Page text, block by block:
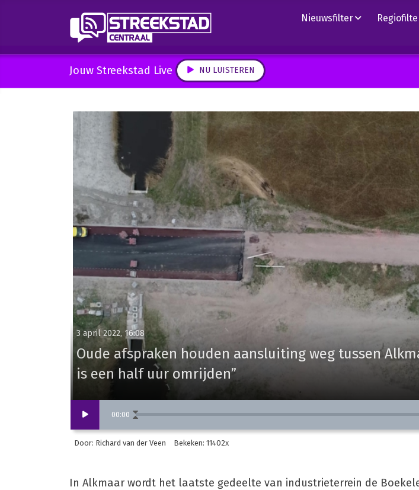
Nieuwsfilter
Jouw Streekstad Live NU LUISTEREN
00:00
3 april 2022, 16:08
Oude afspraken houden aansluiting weg tussen
is een half uur omrijden”
Door: Richard van der Veen Bekeken: 11402x
In Alkmaar wordt het laatste gedeelte van industrieterrein de